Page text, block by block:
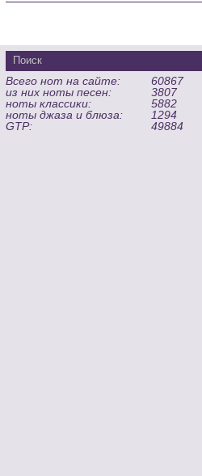
Всего нот на сайте:
60867
из них ноты песен:
3807
ноты классики:
5882
ноты джаза и блюза:
1294
GTP:
49884